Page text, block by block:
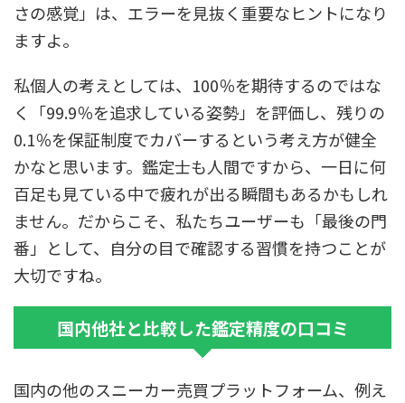
さの感覚」は、エラーを見抜く重要なヒントになり
ますよ。
私個人の考えとしては、100％を期待するのではな
く「99.9％を追求している姿勢」を評価し、残りの
0.1％を保証制度でカバーするという考え方が健全
かなと思います。鑑定士も人間ですから、一日に何
百足も見ている中で疲れが出る瞬間もあるかもしれ
ません。だからこそ、私たちユーザーも「最後の門
番」として、自分の目で確認する習慣を持つことが
大切ですね。
国内他社と比較した鑑定精度の口コミ
国内の他のスニーカー売買プラットフォーム、例え